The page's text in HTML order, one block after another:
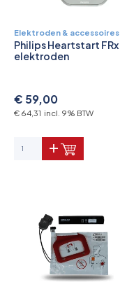
Elektroden & accessoires
Philips Heartstart FRx
elektroden
€ 59,00
€ 64,31 incl. 9% BTW